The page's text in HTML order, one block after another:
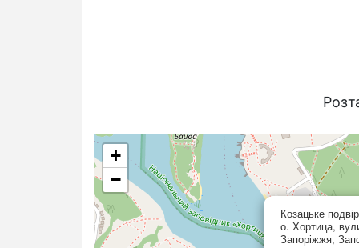
Козацьке
о. Хортица,
Запоріжжя,
+
−